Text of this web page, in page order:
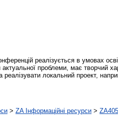
реалізується в умовах
проблеми, має творчий
локальний проект,
> ZA Інформаційні ресурси >